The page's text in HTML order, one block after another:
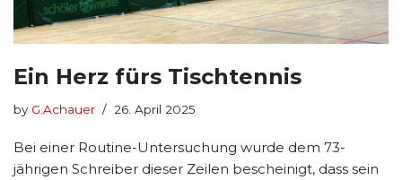
Ein Herz fürs Tischtennis
by G.Achauer 26. April 2025
Bei einer Routine-Untersuchung wurde dem 73-
jährigen Schreiber dieser Zeilen bescheinigt, dass sein